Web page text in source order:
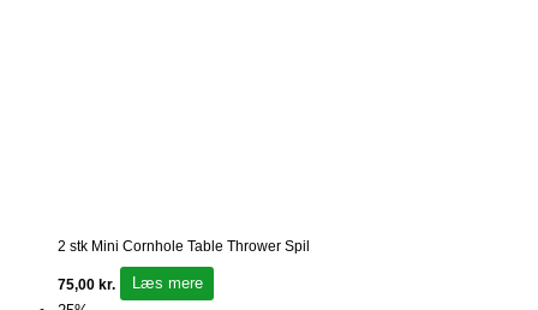
2 stk Mini Cornhole Table Thrower Spil
75,00 kr.
Læs mere